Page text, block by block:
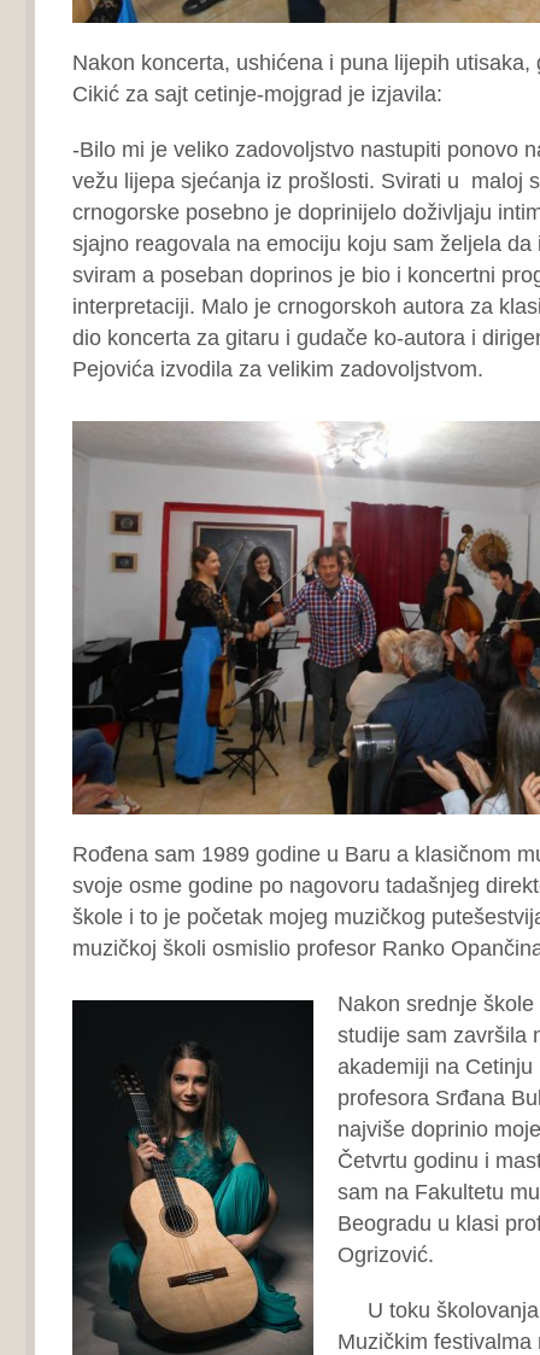
Nakon koncerta, ushićena i puna lijepih utisaka,
Cikić za sajt cetinje-mojgrad je izjavila:
-Bilo mi je veliko zadovoljstvo nastupiti ponovo
vežu lijepa sjećanja iz prošlosti. Svirati u maloj
crnogorske posebno je doprinijelo doživljaju
sjajno reagovala na emociju koju sam željela da
sviram a poseban doprinos je bio i koncertni
interpretaciji. Malo je crnogorskoh autora za
dio koncerta za gitaru i gudače ko-autora i
Pejovića izvodila za velikim zadovoljstvom.
Rođena sam 1989 godine u Baru a klasičnom
svoje osme godine po nagovoru tadašnjeg
škole i to je početak mojeg muzičkog
muzičkoj školi osmislio profesor Ranko
Nakon srednje
studije sam završila
akademiji na
profesora Srđana
najviše doprinio
Četvrtu godinu i
sam na Fakultetu
Beogradu u klasi
Ogrizović.
U toku školovanja
Muzičkim